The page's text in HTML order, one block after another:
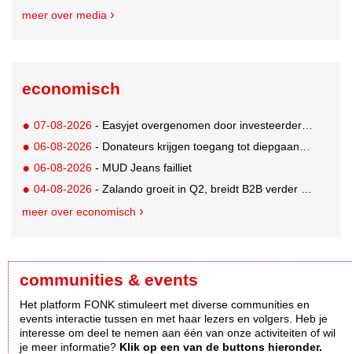
meer over media
economisch
07-08-2026 - Easyjet overgenomen door investeerder Apollo
06-08-2026 - Donateurs krijgen toegang tot diepgaandere informatie over goede doelen
06-08-2026 - MUD Jeans failliet
04-08-2026 - Zalando groeit in Q2, breidt B2B verder uit en innoveert met AI
meer over economisch
communities & events
Het platform FONK stimuleert met diverse communities en
events interactie tussen en met haar lezers en volgers. Heb je
interesse om deel te nemen aan één van onze activiteiten of wil
je meer informatie? Klik op een van de buttons hieronder.